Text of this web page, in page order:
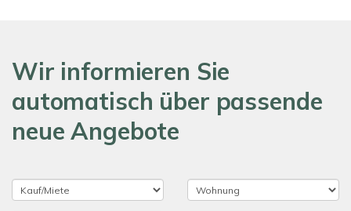
Wir informieren Sie
automatisch über passende
neue Angebote